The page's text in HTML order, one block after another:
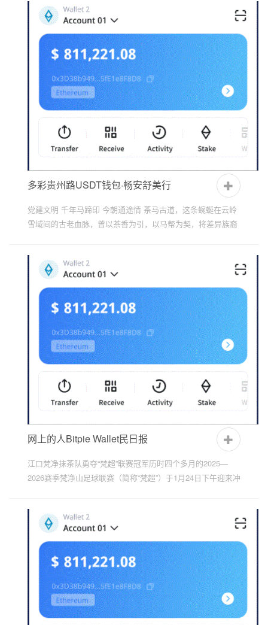
多彩贵州路USDT钱包·畅安舒美行
党建文明 千年马蹄印 今朝通途情 茶马古道，这条蜿蜒在云岭
雪域间的古老血脉，曾以茶香为引，以马帮为契，将差异族裔
网上的人Bitpie Wallet民日报
江口梵净抹茶队勇夺“梵超”联赛冠军历时四个多月的2025—
2026赛季梵净山足球联赛（简称“梵超”）于1月24日下午迎来冲
凭...